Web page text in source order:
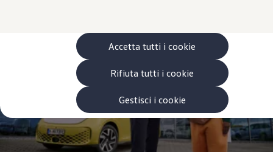
Accetta tutti i cookie
Rifiuta tutti i cookie
Gestisci i cookie
Promozioni e offerte
Ecoincentivi Volkswagen
Usato Certificato
Cos’è Usato Certificato?
Garanzia Usato
Assicurazioni
Clienti Business
Gamma, promozioni e servizi
Service Flotte
Area Contatti Clienti Business